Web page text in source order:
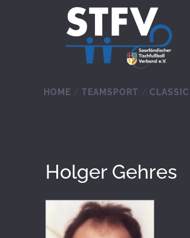
Zum Hauptinhalt springen
HOME TEAMSPORT CLASSIC
Holger Gehres